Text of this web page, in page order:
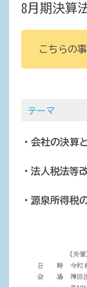
8月期決算
こちらの
テーマ
・会社の決算
・法人税法等
・源泉所得税